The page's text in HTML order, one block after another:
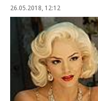
26.05.2018, 12:12